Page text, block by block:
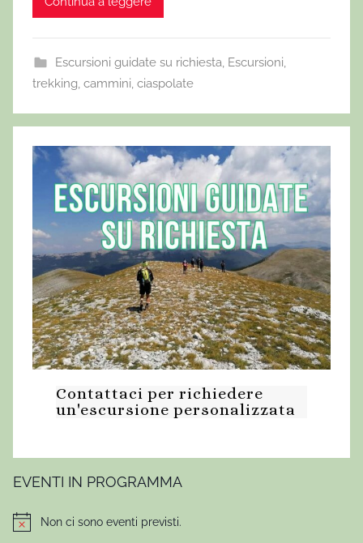
Escursioni guidate su richiesta, Escursioni,
trekking, cammini, ciaspolate
Contattaci per richiedere
un'escursione personalizzata
EVENTI IN PROGRAMMA
NoticeNon ci sono eventi previsti.